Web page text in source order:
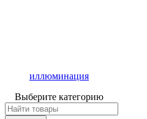
иллюминация
Выберите категорию